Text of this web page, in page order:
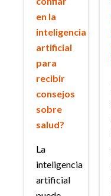
en la
inteligencia
artificial
para
recibir
consejos
sobre
salud?
La
inteligencia
artificial